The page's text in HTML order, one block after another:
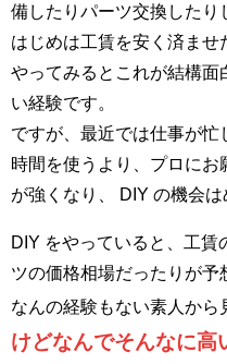
備したりパーツ交換したり
はじめは工賃を安く済ませ
やってみるとこれが結構面
い経験です。
ですが、最近では仕事が
時間を使うより、プロに
が強くなり、 DIY の機会
DIY をやっていると、工賃
ツの価格相場だったりが予
なんの経験もない素人から
けどなんでそんなに高